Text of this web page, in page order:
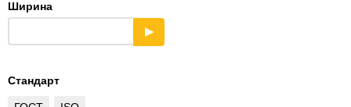
Ширина
▶
Стандарт